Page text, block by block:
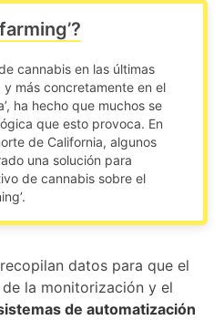
cannabis en las últimas
más concretamente en el
ha hecho que muchos se
que esto provoca. En
de California, algunos
una solución para
de cannabis sobre el
datos para que el
la monitorización y el
de automatización